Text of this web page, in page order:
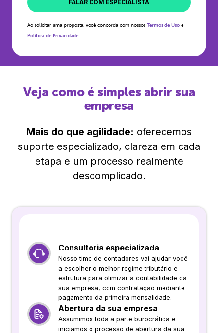
FALAR COM ESPECIALISTA
Ao solicitar uma proposta, você concorda com nossos Termos de Uso e
Política de Privacidade
Veja como é simples abrir sua
empresa
Mais do que agilidade: oferecemos
suporte especializado, clareza em cada
etapa e um processo realmente
descomplicado.
Consultoria especializada
Nosso time de contadores vai ajudar você
a escolher o melhor regime tributário e
estrutura para otimizar a contabilidade da
sua empresa, com contratação mediante
pagamento da primeira mensalidade.
Abertura da sua empresa
Assumimos toda a parte burocrática e
iniciamos o processo de abertura da sua